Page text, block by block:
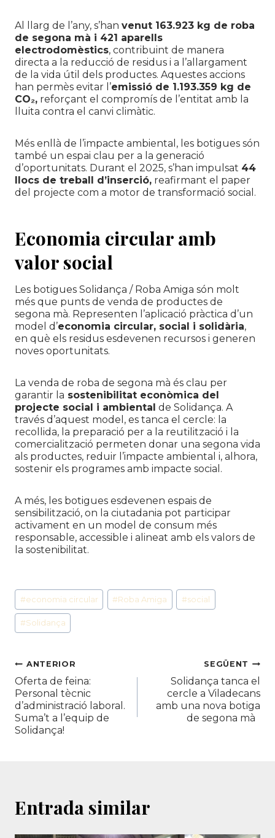
Al llarg de l’any, s’han venut 163.923 kg de roba
de segona mà i 421 aparells
electrodomèstics, contribuint de manera
directa a la reducció de residus i a l’allargament
de la vida útil dels productes. Aquestes accions
han permès evitar l’emissió de 1.193.359 kg de
CO₂, reforçant el compromís de l’entitat amb la
lluita contra el canvi climàtic.
Més enllà de l’impacte ambiental, les botigues són
també un espai clau per a la generació
d’oportunitats. Durant el 2025, s’han impulsat 44
llocs de treball d’inserció, reafirmant el paper
del projecte com a motor de transformació social.
Economia circular amb
valor social
Les botigues Solidança / Roba Amiga són molt
més que punts de venda de productes de
segona mà. Representen l’aplicació pràctica d’un
model d’economia circular, social i solidària,
en què els residus esdevenen recursos i generen
noves oportunitats.
La venda de roba de segona mà és clau per
garantir la sostenibilitat econòmica del
projecte social i ambiental de Solidança. A
través d’aquest model, es tanca el cercle: la
recollida, la preparació per a la reutilització i la
comercialització permeten donar una segona vida
als productes, reduir l’impacte ambiental i, alhora,
sostenir els programes amb impacte social.
A més, les botigues esdevenen espais de
sensibilització, on la ciutadania pot participar
activament en un model de consum més
responsable, accessible i alineat amb els valors de
la sostenibilitat.
Etiquetes
d'entrada
#economia circular #Roba Amiga #social
#Solidança
Navegació
d'entrades
ANTERIOR
Oferta de feina:
Personal tècnic
d’administració laboral.
Suma’t a l’equip de
Solidança!
SEGÜENT
Solidança tanca el
cercle a Viladecans
amb una nova botiga
de segona mà
Entrada similar